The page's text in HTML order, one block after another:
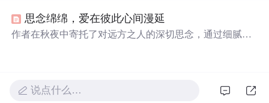
首小诗，让人沉醉。
思念绵绵，爱在彼此心间漫延
作者在秋夜中寄托了对远方之人的深切思念，通过细腻的
说点什么…